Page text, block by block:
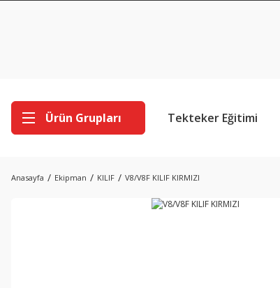
Ürün Grupları Tekteker Eğitimi
Anasayfa Ekipman KILIF V8/V8F KILIF KIRMIZI